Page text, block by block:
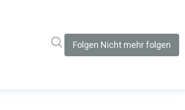
Im Newsroom suchen
Folgen Nicht mehr folgen